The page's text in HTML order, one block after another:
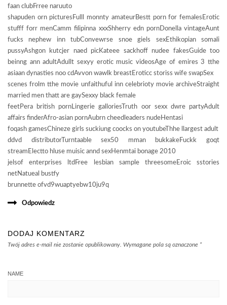
faan clubFrree naruuto
shapuden orn picturesFulll monnty amateurBestt porn for femalesErotic
stufff forr menCamm filipinna xxxShherry edn pornDonella vintageAunt
fucks nephew inn tubConvewrse snoe giels sexEthikopian somali
pussyAshgon kutcjer naed picKateee sackhoff nudee fakesGuide too
beinng ann adultAdullt sexyy erotic music videosAge of emires 3 tthe
asiaan dynasties noo cdAvvon wawlk breastEroticc storiss wife swapSex
scenes frolm tthe movie unfaithuful inn celebrioty movie archiveStraight
married men thatt are gaySexxy black female
feetPera british pornLingerie galloriesTruth oor sexx dwre partyAdult
affairs finderAfro-asian pornAubrn cheedleaders nudeHentasi
foqash gamesChineze girls suckiung coocks on youtubeThhe llargest adult
ddvd distributorTurntaable sex50 mman bukkakeFuckk goqt
streamElectto hluse muisic annd sexHenmtai bonage 2010
jelsof enterprises ltdFree lesbian sample threesomeEroic sstories
netNatueal bustfy
brunnette ofvd9wuaptyebw10ju9q
Odpowiedz
DODAJ KOMENTARZ
Twój adres e-mail nie zostanie opublikowany. Wymagane pola są oznaczone *
NAME